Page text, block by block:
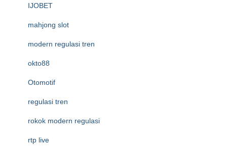
IJOBET
mahjong slot
modern regulasi tren
okto88
Otomotif
regulasi tren
rokok modern regulasi
rtp live